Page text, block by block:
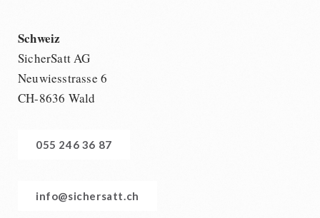
Schweiz
SicherSatt AG
Neuwiesstrasse 6
CH-8636 Wald
055 246 36 87
info@sichersatt.ch